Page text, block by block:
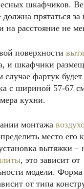
шкафчиков.
должна прятаться
на расстояние не
поверхности
и шкафчики
случае фартук
с шириной 57-67
кухни.
монтажа
место его
вытяжки –
, это зависит от
модели.
от типа